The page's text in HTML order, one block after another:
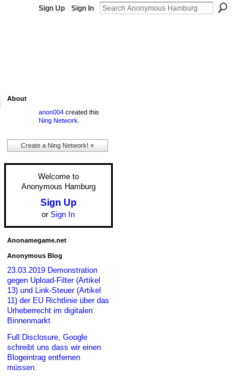
Sign Up Sign In
About
anon004created this
Ning Network
Create a Ning Network! »
Welcome to
Anonymous Hamburg
Sign Up
or Sign In
Anonamegame.net
Anonymous Blog
23.03.2019 Demonstration
gegen Upload-Filter (Artikel
13) und Link-Steuer (Artikel
11) der EU Richtlinie über das
Urheberrecht im digitalen
Binnenmarkt
Full Disclosure, Google
schreibt uns dass wir einen
Blogeintrag entfernen
müssen.